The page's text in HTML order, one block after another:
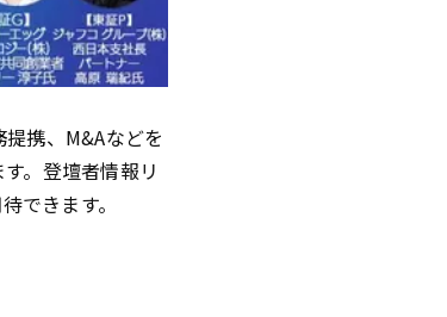
携、M&Aなどを
。登壇者情報リ
できます。